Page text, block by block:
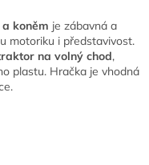
koněm je zábavná a
motoriku i představivost.
na volný chod,
plastu. Hračka je vhodná